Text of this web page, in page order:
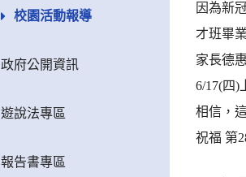
校園活動報導
政府公開資訊
遊說法專區
報告書專區
因為新
才班畢
家長德
6/17(四)
相信，
祝福 第